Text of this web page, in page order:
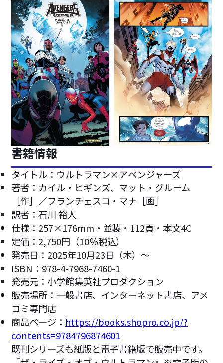
書籍情報
タイトル：ウルトラマン×アベンジャーズ
著者：カイル‧ヒギンズ、マット‧グルーム
［作］／フランチェスコ‧マナ［画］
訳者：石川 裕人
仕様：257×176mm‧並製‧112頁・本文4C
定価：2,750円（10％税込）
発売⽇：2025年10月23日（木）～
ISBN：978-4-7968-7460-1
発売元：小学館集英社プロダクション
販売場所：一般書店、インターネット書店、アメ
コミ専門店
商品ページ： https://books.shopro.co.jp/?
contents=9784796874601
既刊シリーズも紙版と電子書籍版で販売中です。